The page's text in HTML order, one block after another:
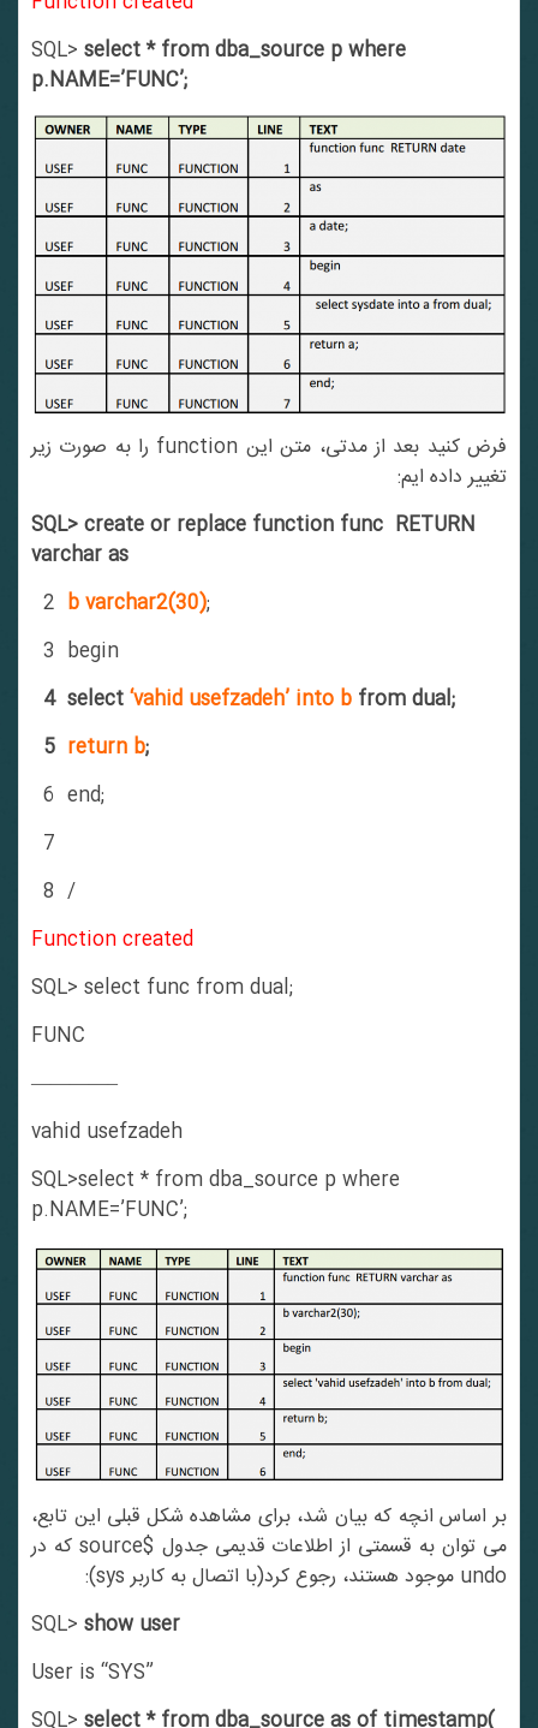
SQL>select * from dba_source p where
p.NAME=’FUNC’;
فرض کنید بعد از مدتی، متن این function را به صورت زیر
تغییر داده ایم:
SQL> create or replace function func RETURN
varchar as
2b varchar2(30)
3 begin
4 select‘vahid usefzadeh’ into bfrom dual;
5return b
6 end;
8 /
Function created
SQL> select func from dual;
FUNC
————–
vahid usefzadeh
SQL>select * from dba_source p where
p.NAME=’FUNC’;
بر اساس انچه که بیان شد، برای مشاهده شکل قبلی این تابع،
می توان به قسمتی از اطلاعات قدیمی جدول $source که در
undo موجود هستند، رجوع کرد(با اتصال به کاربر sys):
SQL>show user
User is “SYS”